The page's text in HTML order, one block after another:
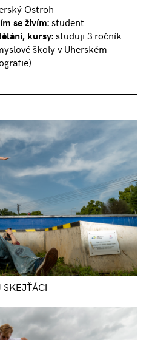
Ostroh
se živím:student
kursy:studuji 3.ročník
školy v Uherském
SKEJŤÁCI